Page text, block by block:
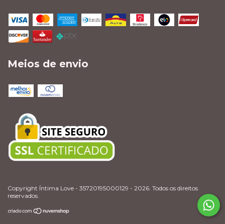
Meios de envio
Copyright Íntima Love - 35720195000129 - 2026. Todos os direitos
reservados.